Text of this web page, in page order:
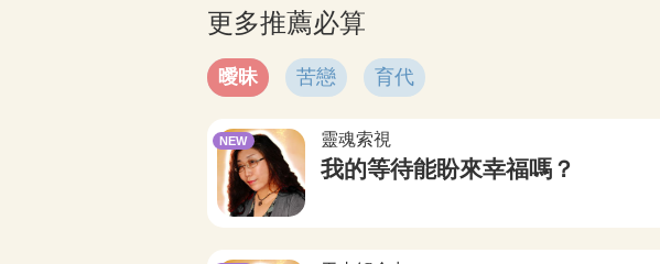
更多推薦必算
曖昧 苦戀 育代
靈魂索視
我的等待能盼來幸福嗎？
NEW